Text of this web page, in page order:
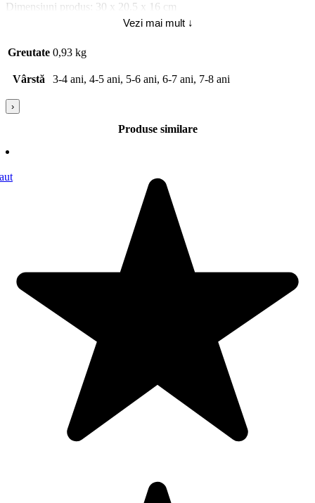
Dimensiuni produs: 30 x 20.5 x 16 cm
Dimensiuni ambalaj: 20.6 x 33 x 5 cm
Atentie! Aceasta jucarie contine magneti sau componenete
un obiect metalic in interiorul corpului uman pot provoca accidente
magnetii sunt inghititi sau inhalati. Contraindicat copiilor mai mici
sau inhala existand pericolul de sufocare sau nu este potrivita
la indemana copiilor. Indepartati orice ambalaj al jucariei/produsului
copilul in timp ce se joaca/foloseste acest produs. Pastrati
instructiunile si etichetele pentru referinte viitoare. Pastrati
jucaria/produsul departe de foc, feriti jucaria/produsul de temperaturi
Abilitati dezvoltate 7731: Imaginatia; Poveste/p-ersonaj 4720: Fara
Vezi mai mult ↓
Greutate 0,93 kg
Vârstă 3-4 ani, 4-5 ani, 5-6 ani, 6-7 ani, 7-8 ani
›
Produse similare